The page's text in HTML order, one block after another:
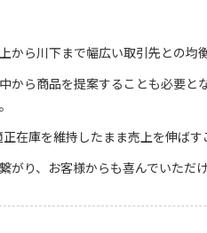
ら川下まで幅広い取引先との均
から商品を提案することも必要と
在庫を維持したまま売上を伸ばす
り、お客様からも喜んでいただけ